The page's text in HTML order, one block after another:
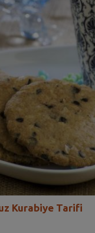
Kurabiye Tarifi